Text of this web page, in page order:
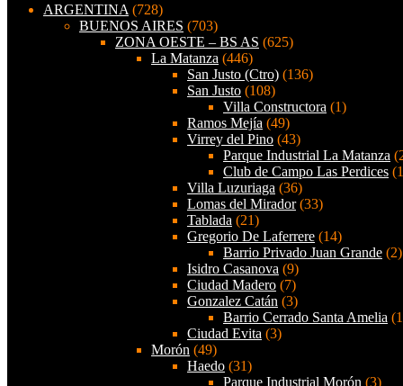
ARGENTINA (728)
BUENOS AIRES (703)
ZONA OESTE – BS AS (625)
La Matanza (446)
San Justo (Ctro) (136)
San Justo (108)
Villa Constructora (1)
Ramos Mejía (49)
Virrey del Pino (43)
Parque Industrial La Matanza
Club de Campo Las Perdices
Villa Luzuriaga (36)
Lomas del Mirador(33)
Tablada (21)
Gregorio De Laferrere (14)
Barrio Privado Juan Grande (2)
Isidro Casanova (9)
Ciudad Madero (7)
Gonzalez Catán (3)
Barrio Cerrado Santa Amelia
Ciudad Evita (3)
Morón (49)
Haedo (31)
Parque Industrial Morón (3)